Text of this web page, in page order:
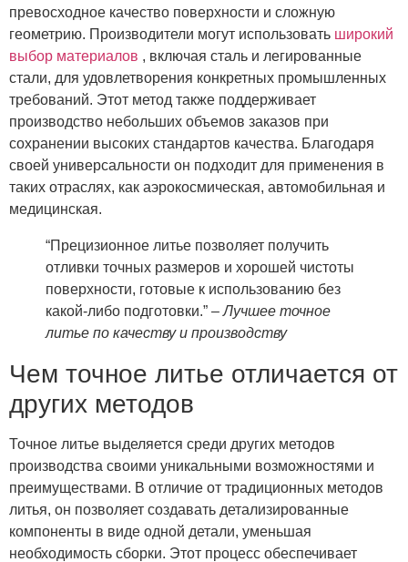
превосходное качество поверхности и сложную
геометрию. Производители могут использовать широкий
выбор материалов , включая сталь и легированные
стали, для удовлетворения конкретных промышленных
требований. Этот метод также поддерживает
производство небольших объемов заказов при
сохранении высоких стандартов качества. Благодаря
своей универсальности он подходит для применения в
таких отраслях, как аэрокосмическая, автомобильная и
медицинская.
“Прецизионное литье позволяет получить
отливки точных размеров и хорошей чистоты
поверхности, готовые к использованию без
какой-либо подготовки.” –Лучшее точное
литье по качеству и производству
Чем точное литье отличается от
других методов
Точное литье выделяется среди других методов
производства своими уникальными возможностями и
преимуществами. В отличие от традиционных методов
литья, он позволяет создавать детализированные
компоненты в виде одной детали, уменьшая
необходимость сборки. Этот процесс обеспечивает